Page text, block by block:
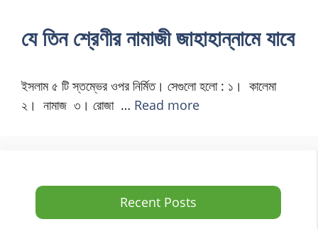
যে তিন শ্রেণীর নামাজী জাহাহান্নামে যাবে
ইসলাম ৫ টি স্তম্ভের ওপর নির্মিত। সেগুলো হলো : ১। কালেমা
২। নামাজ ৩। রোজা … Read more
Recent Posts